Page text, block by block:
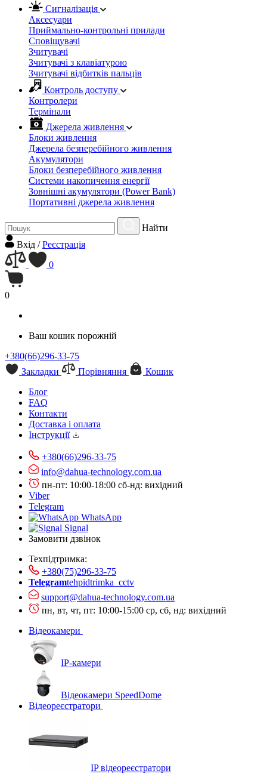
Сигналізація
Аксесуари
Приймально-контрольні прилади
Сповіщувачі
Зчитувачі
Зчитувачі з клавіатурою
Зчитувачі відбитків пальців
Контроль доступу
Контролери
Термінали
Джерела живлення
Блоки живлення
Джерела безперебійного живлення
Акумулятори
Блоки безперебійного живлення
Системи накопичення енергії
Зовнішні акумулятори (Power Bank)
Портативні джерела живлення
Найти
Вхiд /Реєстрація
0
0
Ваш кошик порожній
+380(66)296-33-75
Закладки
Порівняння
Кошик
Блог
FAQ
Контакти
Доставка і оплата
Інструкції
+380(66)296-33-75
info@dahua-technology.com.ua
пн-пт: 10:00-18:00 сб-нд: вихідний
Viber
Telegram
WhatsApp
Signal
Замовити дзвінок
Техпідтримка:
+380(75)296-33-75
Telegramtehpidtrimka_cctv
support@dahua-technology.com.ua
пн, вт, чт, пт: 10:00-15:00 ср, сб, нд: вихідний
Відеокамери
IP-камери
Відеокамери SpeedDome
Відеореєстратори
IP відеореєстратори